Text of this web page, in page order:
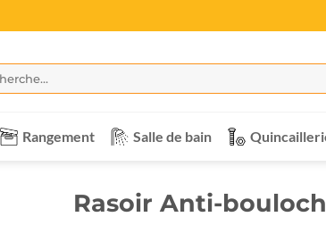
Rangement Salle de bain
Rasoir Anti-